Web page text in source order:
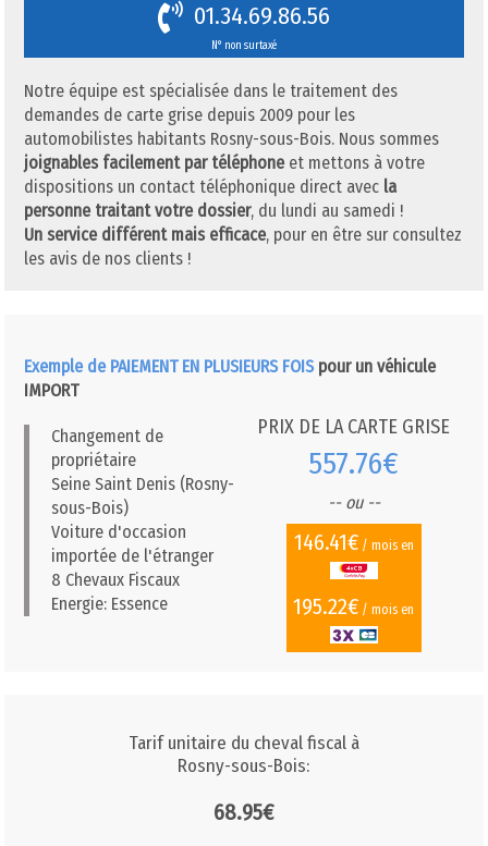
01.34.69.86.56
N° non surtaxé
Notre équipe est spécialisée dans le traitement des
demandes de carte grise depuis 2009 pour les
automobilistes habitants Rosny-sous-Bois. Nous sommes
joignables facilement par téléphone et mettons à votre
dispositions un contact téléphonique direct avec la
personne traitant votre dossier, du lundi au samedi !
Un service différent mais efficace, pour en être sur consultez
les avis de nos clients !
Exemple de PAIEMENT EN PLUSIEURS FOIS pour un véhicule
IMPORT
Changement de
propriétaire
Seine Saint Denis (Rosny-
sous-Bois)
Voiture d'occasion
importée de l'étranger
8 Chevaux Fiscaux
Energie: Essence
PRIX DE LA CARTE GRISE
557.76€
-- ou --
146.41€/ mois en
195.22€ / mois en
Tarif unitaire du cheval fiscal à
Rosny-sous-Bois:
68.95€